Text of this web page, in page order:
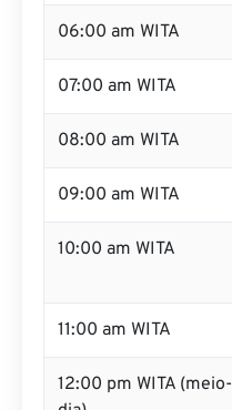
06:00 am WITA
07:00 am WITA
08:00 am WITA
09:00 am WITA
10:00 am WITA
11:00 am WITA
12:00 pm WITA (meio-